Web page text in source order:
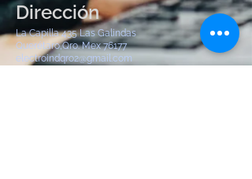
Dirección
La Capilla 435 Las Galindas
Querétaro,Qro. Mex 76177
electroindqro2@gmail.com